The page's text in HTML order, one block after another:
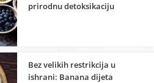
prirodnu detoksikaciju
Bez velikih restrikcija u
ishrani: Banana dijeta